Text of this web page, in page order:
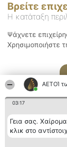
ΑΕΤΟΊ
03:17
Γεια σας.
κλικ στο
Βρείτε
Η κατάταξη
Ψάχνετε
Χρησιμοποιήστε